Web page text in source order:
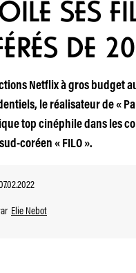
SES
DE
Netflix à gros budget
le réalisateur de «
top cinéphile dans les
coréen « FILO ».
Elie Nebot